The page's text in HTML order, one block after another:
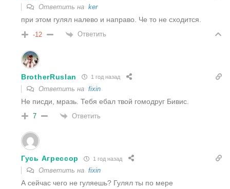
Ответить на ker
при этом гулял налево и направо. Че то не сходится.
-12 Ответить
BrotherRuslan 1 год назад
Ответить на fixin
Не писди, мразь. Тебя ебал твой гомодруг Бивис.
7 Ответить
Гусь Агрессор 1 год назад
Ответить на fixin
А сейчас чего не гуляешь? Гулял ты по мере